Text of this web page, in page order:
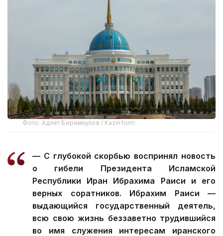
Фото: Адлет Беремкулов / Kazinform
— С глубокой скорбью воспринял новость
о гибели Президента Исламской
Республики Иран Ибрахима Раиси и его
верных соратников. Ибрахим Раиси —
выдающийся государственный деятель,
всю свою жизнь беззаветно трудившийся
во имя служения интересам иранского